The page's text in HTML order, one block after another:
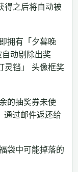
得之后将自动被
拥有「夕暮晚
动剔除出奖
灵铛」 头像框奖
的抽奖券未使
通过邮件返还给
袋中可能掉落的